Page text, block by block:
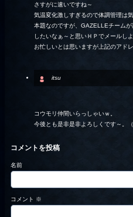
さすがに速いですね～
気温変化激しすぎるので体調管理は
本題なのですが、GAZELLEチーム
したいなぁ～と思いＨＰでメールし
お忙しいとは思いますが上記のアド
itsu
コウモリ仲間いらっしゃいｗ。
今後とも是非是非よろしくです～。（
コメントを投稿
名前
コメント ※